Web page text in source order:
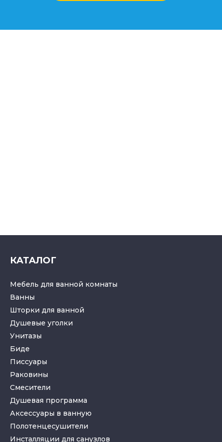
КАТАЛОГ
Мебель для ванной комнаты
Ванны
Шторки для ванной
Душевые уголки
Унитазы
Биде
Писсуары
Раковины
Смесители
Душевая программа
Аксессуары в ванную
Полотенцесушители
Инсталляции для санузлов